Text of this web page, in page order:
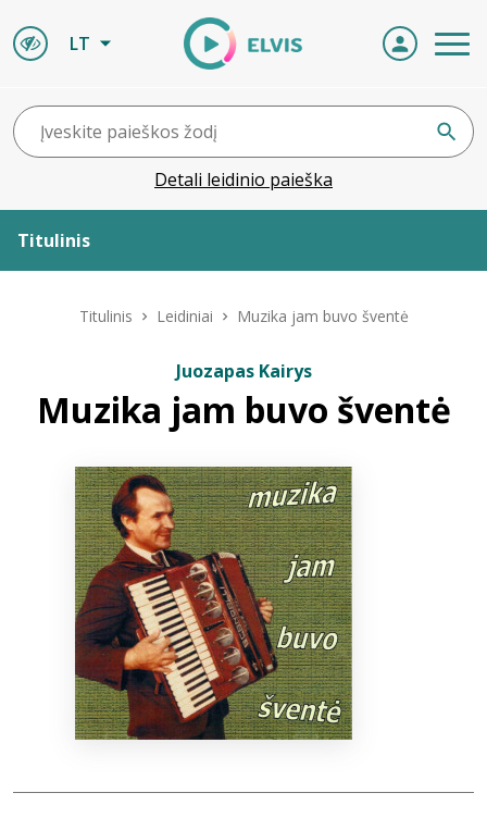
LT
Detali leidinio paieška
Titulinis
ELVIS atvyksta
Naujienos
Bibliotekoms
+370 667 80 541
info@elvislab.lt
Titulinis Leidiniai Muzika jam buvo šventė
Juozapas Kairys
Muzika jam buvo šventė